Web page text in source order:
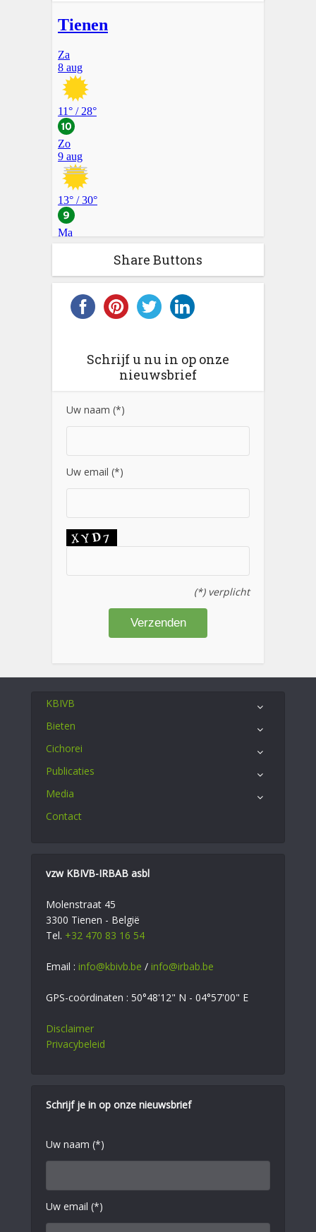
Share Buttons
Schrijf u nu in op onze
nieuwsbrief
Uw naam (*)
Uw email (*)
(*) verplicht
KBIVB
Bieten
Cichorei
Publicaties
Media
Contact
vzw KBIVB-IRBAB asbl
Molenstraat 45
3300 Tienen - België
Tel. +32 470 83 16 54
Email : info@kbivb.be / info@irbab.be
GPS-coördinaten : 50°48'12" N - 04°57'00" E
Disclaimer
Privacybeleid
Schrijf je in op onze nieuwsbrief
Uw naam (*)
Uw email (*)